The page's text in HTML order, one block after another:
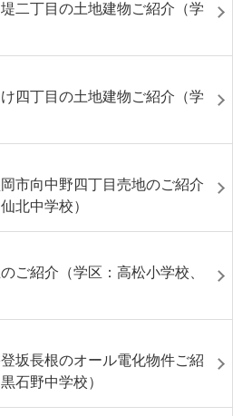
二丁目の土地建物ご紹介（学
四丁目の土地建物ご紹介（学
市向中野四丁目売地のご紹介
北中学校）
ご紹介（学区：高松小学校、
坂長根のオール電化物件ご紹
石野中学校）